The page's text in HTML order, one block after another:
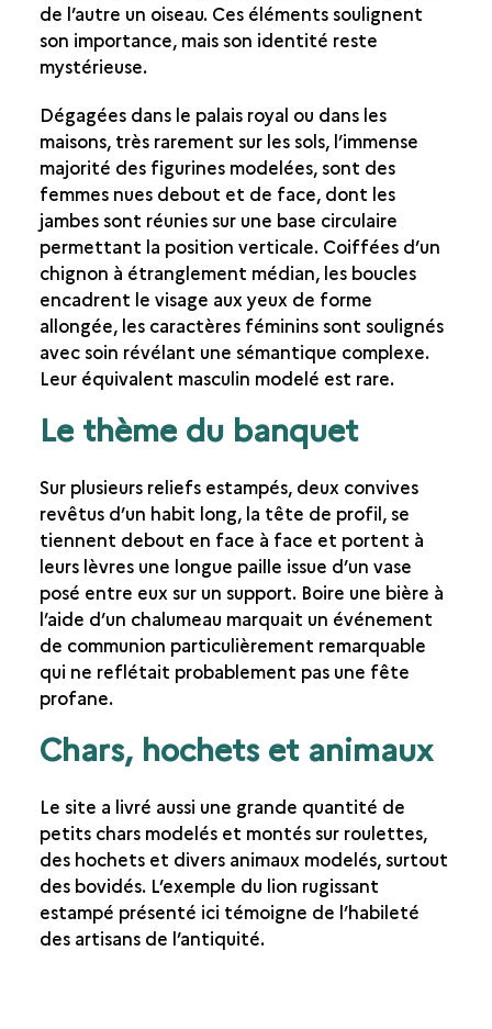
de l’autre un oiseau. Ces éléments soulignent
son importance, mais son identité reste
mystérieuse.
Dégagées dans le palais royal ou dans les
maisons, très rarement sur les sols, l’immense
majorité des figurines modelées, sont des
femmes nues debout et de face, dont les
jambes sont réunies sur une base circulaire
permettant la position verticale. Coiffées d’un
chignon à étranglement médian, les boucles
encadrent le visage aux yeux de forme
allongée, les caractères féminins sont soulignés
avec soin révélant une sémantique complexe.
Leur équivalent masculin modelé est rare.
Le thème du banquet
Sur plusieurs reliefs estampés, deux convives
revêtus d’un habit long, la tête de profil, se
tiennent debout en face à face et portent à
leurs lèvres une longue paille issue d’un vase
posé entre eux sur un support. Boire une bière à
l’aide d’un chalumeau marquait un événement
de communion particulièrement remarquable
qui ne reflétait probablement pas une fête
profane.
Chars, hochets et animaux
Le site a livré aussi une grande quantité de
petits chars modelés et montés sur roulettes,
des hochets et divers animaux modelés, surtout
des bovidés. L’exemple du lion rugissant
estampé présenté ici témoigne de l’habileté
des artisans de l’antiquité.